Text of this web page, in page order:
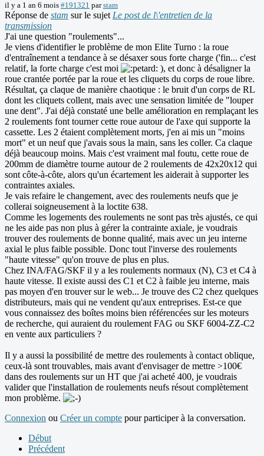
il y a 1 an 6 mois #191321 parstam
Réponse de stam sur le sujet Le post de l\'entretien de la
transmission
J'ai une question "roulements"...
Je viens d'identifier le problème de mon Elite Turno : la roue
d'entraînement a tendance à se désaxer sous forte charge ('fin... c'est
relatif, la forte charge c'est moi
), et donc à désaligner la
roue crantée portée par la roue et les cliquets du corps de roue libre.
Résultat, ça claque de manière chaotique : le bruit d'un corps de RL
dont les cliquets collent, mais avec une sensation limitée de "louper
une dent". J'ai déjà constaté une belle amélioration en remplaçant les
2 roulements font tourner cette roue autour de l'axe qui supporte la
cassette. Les 2 étaient complètement morts, j'en ai mis un "moins
mort" et un neuf que j'avais sous la main, sans les coller. Ca claque
déjà beaucoup moins. Mais c'est vraiment mal foutu, cette roue de
200mm de diamètre tourne autour de 2 roulements de 42x20x12 qui
sont côte-à-côte, alors qu'un écartement les aiderait à supporter les
contraintes axiales.
Je vais refaire le changement, avec des roulements neufs que je
collerai soigneusement à la loctite 638.
Comme les logements des roulements ne sont pas très ajustés, ce qui
ne les aide pas non plus à gérer la contrainte axiale, je voudrais
trouver des roulements de bonne qualité, mais avec un jeu interne
axial le plus faible possible. Donc tout l'inverse des roulements
"haute vitesse" qu'on trouve de plus en plus.
Chez INA/FAG/SKF il y a les roulements normaux (N), C3 et C4 à
haute vitesse. Il existe aussi des C1 et C2 à faible jeu interne, mais
pas moyen d'en trouver sur le web... Je trouve des C2 chez quelques
distributeurs, mais qui ne vendent qu'aux entreprises. Est-ce que
vous connaissez des boîtes moins bien référencées sur les moteurs
de recherche, qui auraient du roulement FAG ou SKF 6004-ZZ-C2
en vente aux particuliers ?
Il y a aussi la possibilité de mettre des roulements à contact oblique,
ceux-là sont trouvables, mais avant d'envisager de mettre >100€
dans des roulements sur un HT que j'ai acheté 400, je voudrais
valider que l'installation de roulements neufs résout complètement
mon problème.
Connexion ou Créer un compte pour participer à la conversation.
Début
Précédent